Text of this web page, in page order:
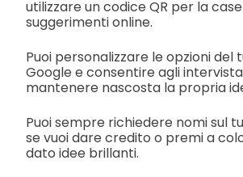
utilizzare un codice QR per la
suggerimenti online.
Puoi personalizzare le opzioni del
Google e consentire agli
mantenere nascosta la propria
Puoi sempre richiedere nomi sul
se vuoi dare credito o premi a
dato idee brillanti.